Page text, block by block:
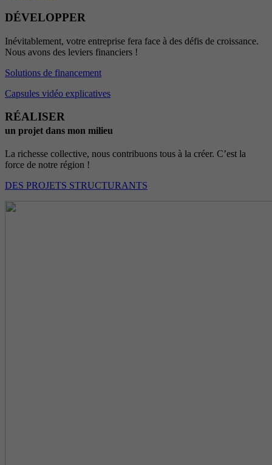
DÉVELOPPER
Inévitablement, votre entreprise fera face à des défis de croissance.
Nous avons des leviers financiers !
Solutions de financement
Capsules vidéo explicatives
RÉALISER
un projet dans mon milieu
La richesse collective, nous contribuons tous à la créer. C’est la
force de notre région !
DES PROJETS STRUCTURANTS